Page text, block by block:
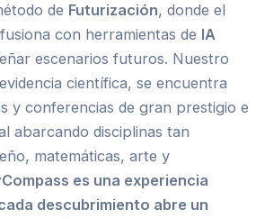
de Futurización, donde el
con herramientas de IA
escenarios futuros. Nuestro
científica, se encuentra
y conferencias de gran prestigio e
abarcando disciplinas tan
matemáticas, arte y
es una experiencia
descubrimiento abre un